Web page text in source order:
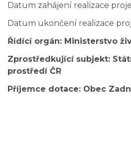
Datum zahájení realizace
Datum ukončení realizace
Řídící orgán: Ministerstvo
Zprostředkující subjekt:
prostředí ČR
Příjemce dotace: Obec